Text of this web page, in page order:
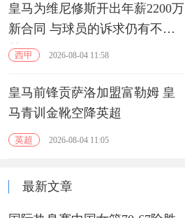
皇马为维尼修斯开出年薪2200万
新合同 与球员的诉求仍有不小
差距
西甲 2026-08-04 11:58
皇马前锋贡萨洛加盟富勒姆 皇
马青训金靴空降英超
英超 2026-08-04 11:05
最新文章